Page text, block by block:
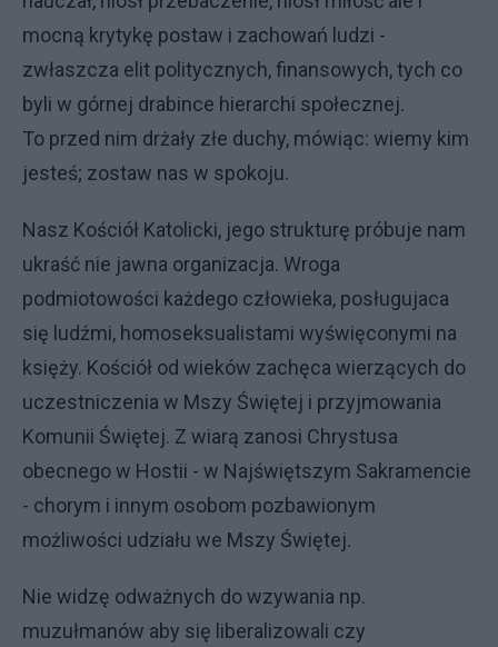
mocną krytykę postaw i zachowań ludzi -
zwłaszcza elit politycznych, finansowych, tych co
byli w górnej drabince hierarchi społecznej.
To przed nim drżały złe duchy, mówiąc: wiemy kim
jesteś; zostaw nas w spokoju.
Nasz Kościół Katolicki, jego strukturę próbuje nam
ukraść nie jawna organizacja. Wroga
podmiotowości każdego człowieka, posługujaca
się ludźmi, homoseksualistami wyświęconymi na
księży. Kościół od wieków zachęca wierzących do
uczestniczenia w Mszy Świętej i przyjmowania
Komunii Świętej. Z wiarą zanosi Chrystusa
obecnego w Hostii - w Najświętszym Sakramencie
- chorym i innym osobom pozbawionym
możliwości udziału we Mszy Świętej.
Nie widzę odważnych do wzywania np.
muzułmanów aby się liberalizowali czy